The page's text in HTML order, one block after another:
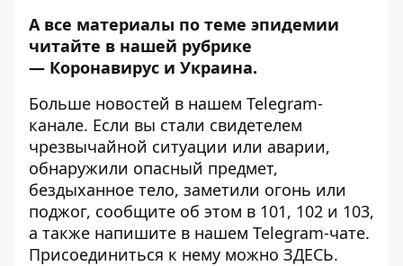
А все материалы по теме эпидемии
читайте в нашей рубрике
— Коронавирус и Украина.
Больше новостей в нашем Telegram-
канале. Если вы стали свидетелем
чрезвычайной ситуации или аварии,
обнаружили опасный предмет,
бездыханное тело, заметили огонь или
поджог, сообщите об этом в 101, 102 и 103,
а также напишите в нашем Telegram-чате.
Присоединиться к нему можно ЗДЕСЬ.